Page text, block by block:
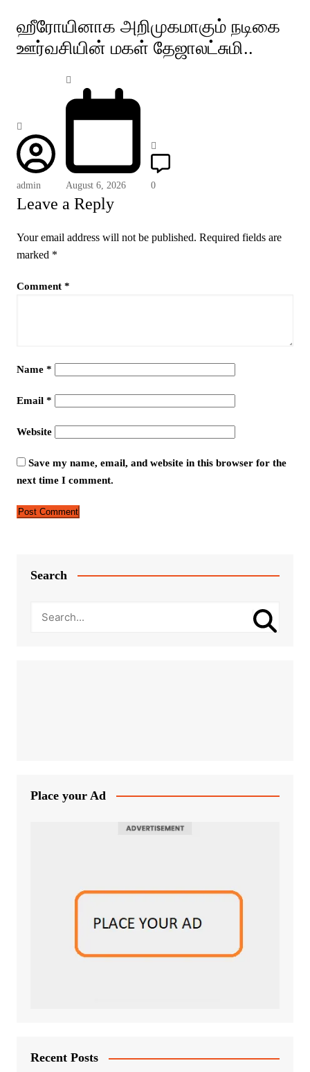
ஹீரோயினாக அறிமுகமாகும் நடிகை
ஊர்வசியின் மகள் தேஜாலட்சுமி..
admin August 6, 2026 0
Leave a Reply
Your email address will not be published. Required fields are
marked *
Comment *
Name *
Email *
Website
Save my name, email, and website in this browser for the
next time I comment.
Search
Place your Ad
Recent Posts